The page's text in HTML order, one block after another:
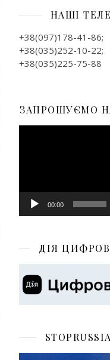
НАШІ
+38(097)178-41-86;
+38(035)252-10-22;
+38(035)225-75-88
ЗАПРОШУЄМО
00:00
ДІЯ